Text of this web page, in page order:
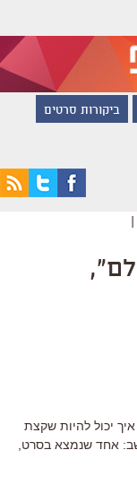
ביקורות סרטים
|
יכול להיות שקצת
אחד שנמצא בסרט,